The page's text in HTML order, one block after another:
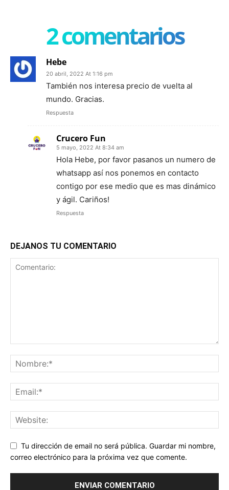
2 comentarios
Hebe
20 abril, 2022 At 1:16 pm
También nos interesa precio de vuelta al
mundo. Gracias.
Respuesta
Crucero Fun
5 mayo, 2022 At 8:34 am
Hola Hebe, por favor pasanos un numero de
whatsapp así nos ponemos en contacto
contigo por ese medio que es mas dinámico
y ágil. Cariños!
Respuesta
DEJANOS TU COMENTARIO
Tu dirección de email no será pública. Guardar mi nombre,
correo electrónico para la próxima vez que comente.